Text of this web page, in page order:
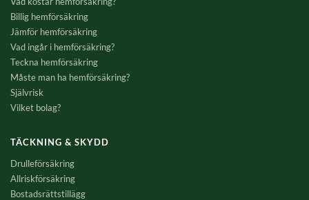
Billig hemförsäkring
Jämför hemförsäkring
Vad ingår i hemförsäkring?
Teckna hemförsäkring
Måste man ha hemförsäkring?
Självrisk
Vilket bolag?
TÄCKNING & SKYDD
Drulleförsäkring
Allriskförsäkring
Bostadsrättstillägg